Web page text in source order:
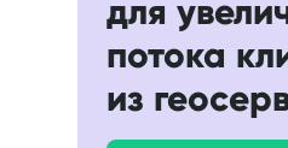
для
потока
из